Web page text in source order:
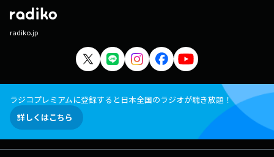
radiko.jp
ラジコプレミアムに登録すると日本全国のラジオが聴き放題！
詳しくはこちら